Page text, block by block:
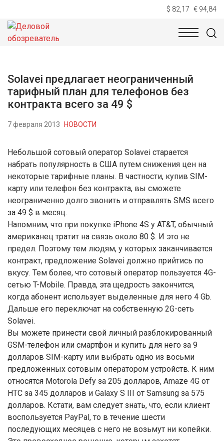
$ 82,17 € 94,84
НОВОСТИ
Solavei предлагает неограниченный
тарифный план для телефонов без
контракта всего за 49 $
7 февраля 2013 НОВОСТИ
Небольшой сотовый оператор Solavei старается
набрать популярность в США путем снижения цен на
некоторые тарифные планы. В частности, купив SIM-
карту или телефон без контракта, вы сможете
неограниченно долго звонить и отправлять SMS всего
за 49 $ в месяц.
Напомним, что при покупке iPhone 4S у AT&T, обычный
американец тратит на связь около 80 $. И это не
предел. Поэтому тем людям, у которых заканчивается
контракт, предложение Solavei должно прийтись по
вкусу. Тем более, что сотовый оператор пользуется 4G-
сетью T-Mobile. Правда, эта щедрость закончится,
когда абонент использует выделенные для него 4 Gb.
Дальше его переключат на собственную 2G-сеть
Solavei.
Вы можете принести свой личный разблокированный
GSM-телефон или смартфон и купить для него за 9
долларов SIM-карту или выбрать одно из восьми
предложенных сотовым оператором устройств. К ним
относятся Motorola Defy за 205 долларов, Amaze 4G от
HTC за 345 долларов и Galaxy S III от Samsung за 575
долларов. Кстати, вам следует знать, что, если клиент
воспользуется PayPal, то в течение шести
последующих месяцев с него не возьмут ни копейки.